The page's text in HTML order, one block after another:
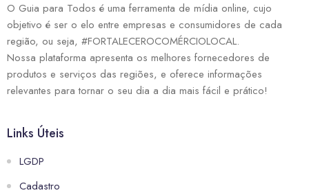
O Guia para Todos é uma ferramenta de mídia online, cujo
objetivo é ser o elo entre empresas e consumidores de cada
região, ou seja, #FORTALECEROCOMÉRCIOLOCAL.
Nossa plataforma apresenta os melhores fornecedores de
produtos e serviços das regiões, e oferece informações
relevantes para tornar o seu dia a dia mais fácil e prático!
Links Úteis
LGDP
Cadastro